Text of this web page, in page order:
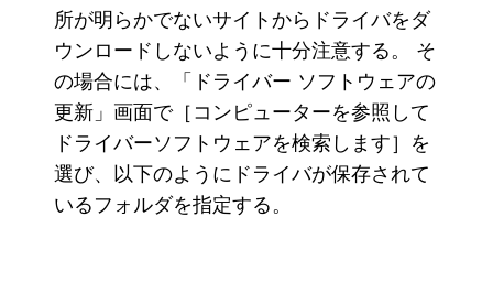
所が明らかでないサイトからドライバをダ
ウンロードしないように十分注意する。 そ
の場合には、「ドライバー ソフトウェアの
更新」画面で［コンピューターを参照して
ドライバーソフトウェアを検索します］を
選び、以下のようにドライバが保存されて
いるフォルダを指定する。